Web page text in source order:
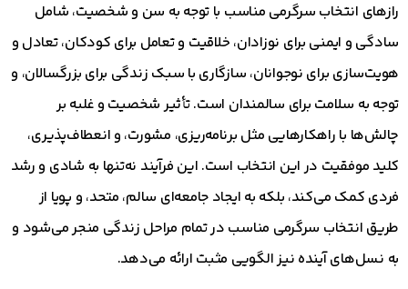
رازهای انتخاب سرگرمی مناسب با توجه به سن و شخصیت، شامل
سادگی و ایمنی برای نوزادان، خلاقیت و تعامل برای کودکان، تعادل و
هویت‌سازی برای نوجوانان، سازگاری با سبک زندگی برای بزرگسالان، و
توجه به سلامت برای سالمندان است. تأثیر شخصیت و غلبه بر
چالش‌ها با راهکارهایی مثل برنامه‌ریزی، مشورت، و انعطاف‌پذیری،
کلید موفقیت در این انتخاب است. این فرآیند نه‌تنها به شادی و رشد
فردی کمک می‌کند، بلکه به ایجاد جامعه‌ای سالم، متحد، و پویا از
طریق انتخاب سرگرمی مناسب در تمام مراحل زندگی منجر می‌شود و
به نسل‌های آینده نیز الگویی مثبت ارائه می‌دهد.